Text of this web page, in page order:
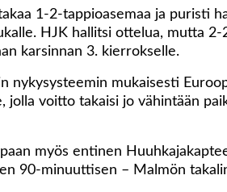
1-2-tappioasemaa ja puristi
HJK hallitsi ottelua, mutta 2-
karsinnan 3. kierrokselle.
nykysysteemin mukaisesti
jolla voitto takaisi jo vähintään
myös entinen
90-minuuttisen – Malmön